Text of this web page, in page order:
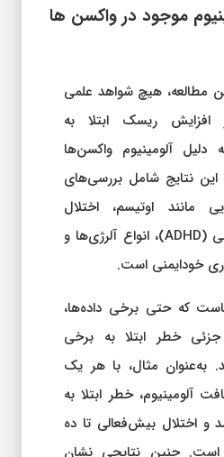
موجود در واکسن‌ ها
مطالعه، هیچ شواهد علمی
ریسک ابتلا به
آلومینیوم واکسن‌ها
نتایج شامل بررسی‌های
مانند اوتیسم، اختلال
بیش‌فعالی و کم‌توجهی (ADHD)، انواع آلرژی‌ها و
خودایمنی است.
که حتی برخی داده‌ها،
خطر ابتلا به برخی
به‌عنوان مثال، با هر یک
آلومینیوم، خطر ابتلا به
و اختلال بیش‌فعالی تا ده
چنین نتایجی نشان